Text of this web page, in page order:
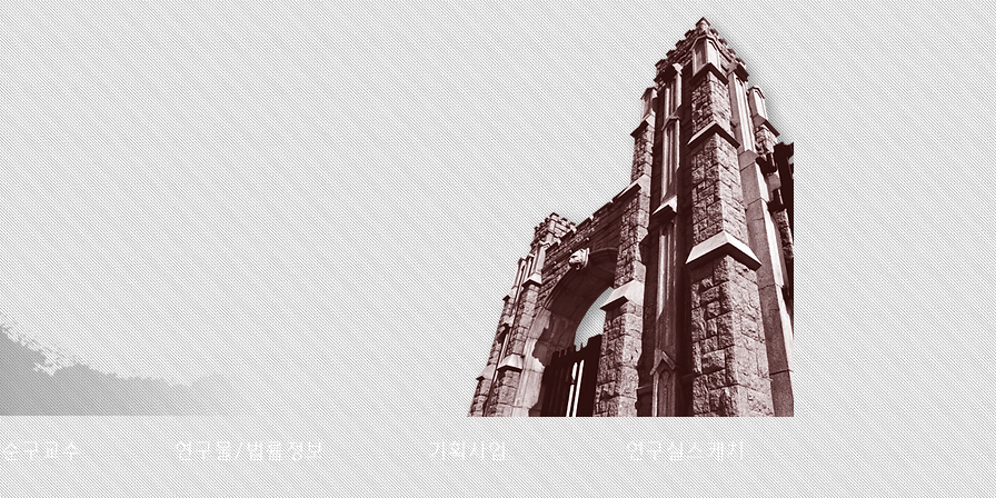
구교수 연구물/법률정보 기획사업 연구실스케치